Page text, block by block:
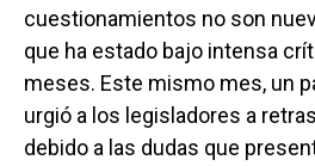
cuestionamientos no son
que ha estado bajo intensa
meses. Este mismo mes, un
urgió a los legisladores a
debido a las dudas que